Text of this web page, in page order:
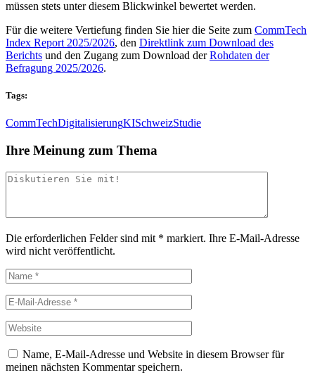
müssen stets unter diesem Blickwinkel bewertet werden.
Für die weitere Vertiefung finden Sie hier die Seite zum CommTech
Index Report 2025/2026, den Direktlink zum Download des
Berichts und den Zugang zum Download derRohdaten der
Befragung 2025/2026.
Tags:
CommTechDigitalisierungKISchweizStudie
Ihre Meinung zum Thema
Die erforderlichen Felder sind mit * markiert. Ihre E-Mail-Adresse
wird nicht veröffentlicht.
Name, E-Mail-Adresse und Website in diesem Browser für
meinen nächsten Kommentar speichern.